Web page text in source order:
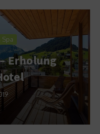
Erholung